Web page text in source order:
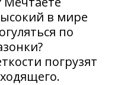
в мире
по
погрузят